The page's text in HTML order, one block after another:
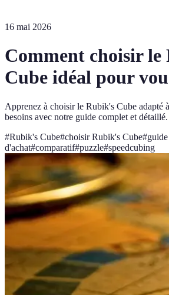
16 mai 2026
Comment choisir
Cube idéal pour
Apprenez à choisir le Rubik's Cube adapté
besoins avec notre guide complet et détaillé.
#Rubik's Cube#choisir Rubik's Cube#guide
d'achat#comparatif#puzzle#speedcubing